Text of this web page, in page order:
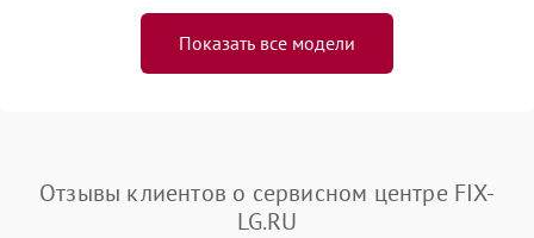
Показать все модели
Отзывы клиентов о сервисном центре FIX-
LG.RU